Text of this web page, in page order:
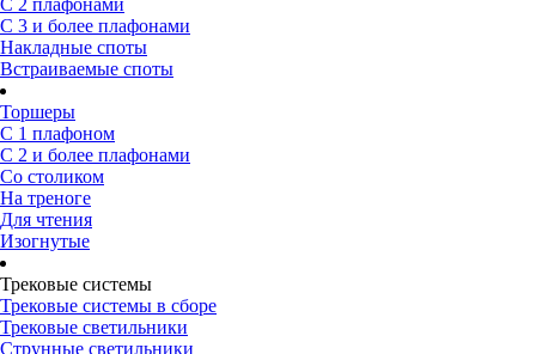
С 2 плафонами
С 3 и более плафонами
Накладные споты
Встраиваемые споты
Торшеры
С 1 плафоном
С 2 и более плафонами
Со столиком
На треноге
Для чтения
Изогнутые
Трековые системы
Трековые системы в сборе
Трековые светильники
Струнные светильники